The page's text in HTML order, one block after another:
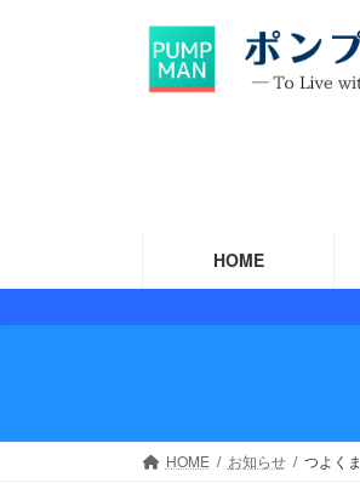
HOME
HOME お知らせ つよくま